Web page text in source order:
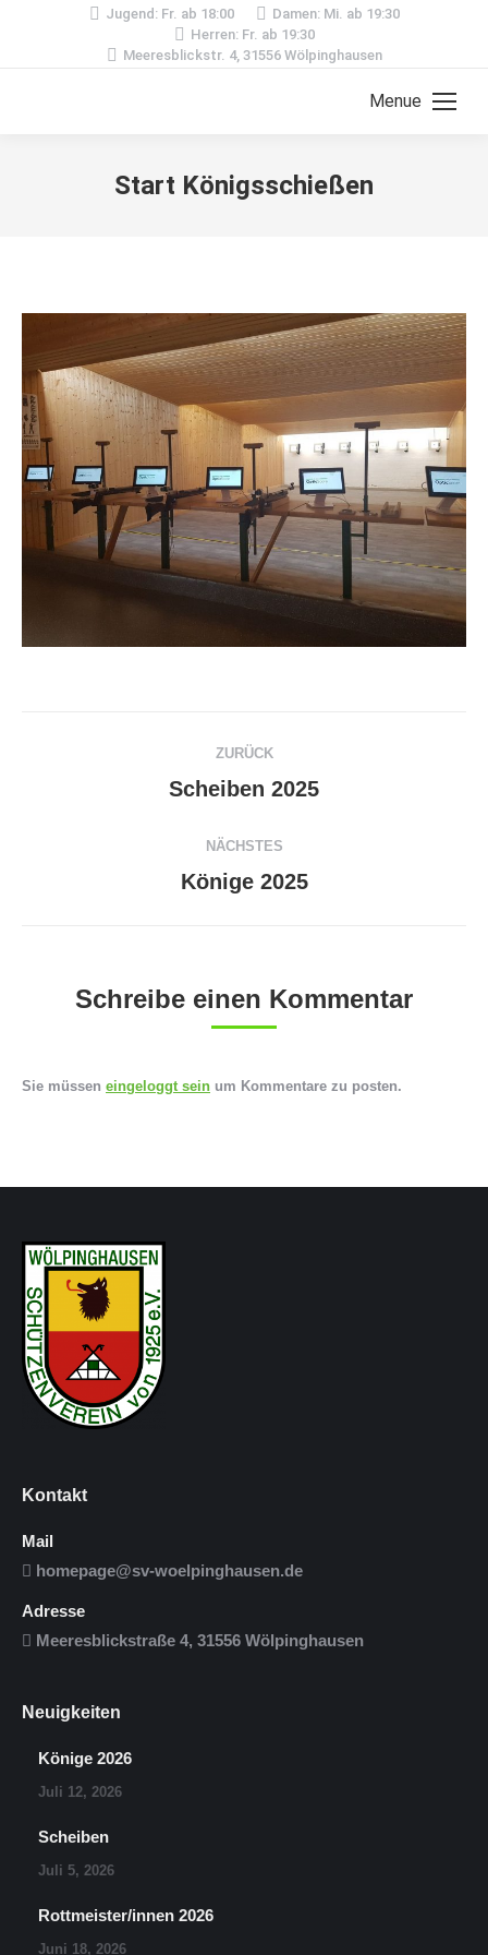
Jugend: Fr. ab 18:00
Damen: Mi. ab 19:30
Herren: Fr. ab 19:30
Meeresblickstr. 4, 31556 Wölpinghausen
Menue
Start Königsschießen
Kommentarnavigation
ZURÜCK
Vorheriger
Scheiben 2025
NÄCHSTES
Nächster
Könige 2025
Schreibe einen Kommentar
Sie müssen eingeloggt sein um Kommentare zu posten.
Kontakt
Mail
homepage@sv-woelpinghausen.de
Adresse
Meeresblickstraße 4, 31556 Wölpinghausen
Neuigkeiten
Könige 2026
Juli 12, 2026
Scheiben
Juli 5, 2026
Rottmeister/innen 2026
Juni 18, 2026